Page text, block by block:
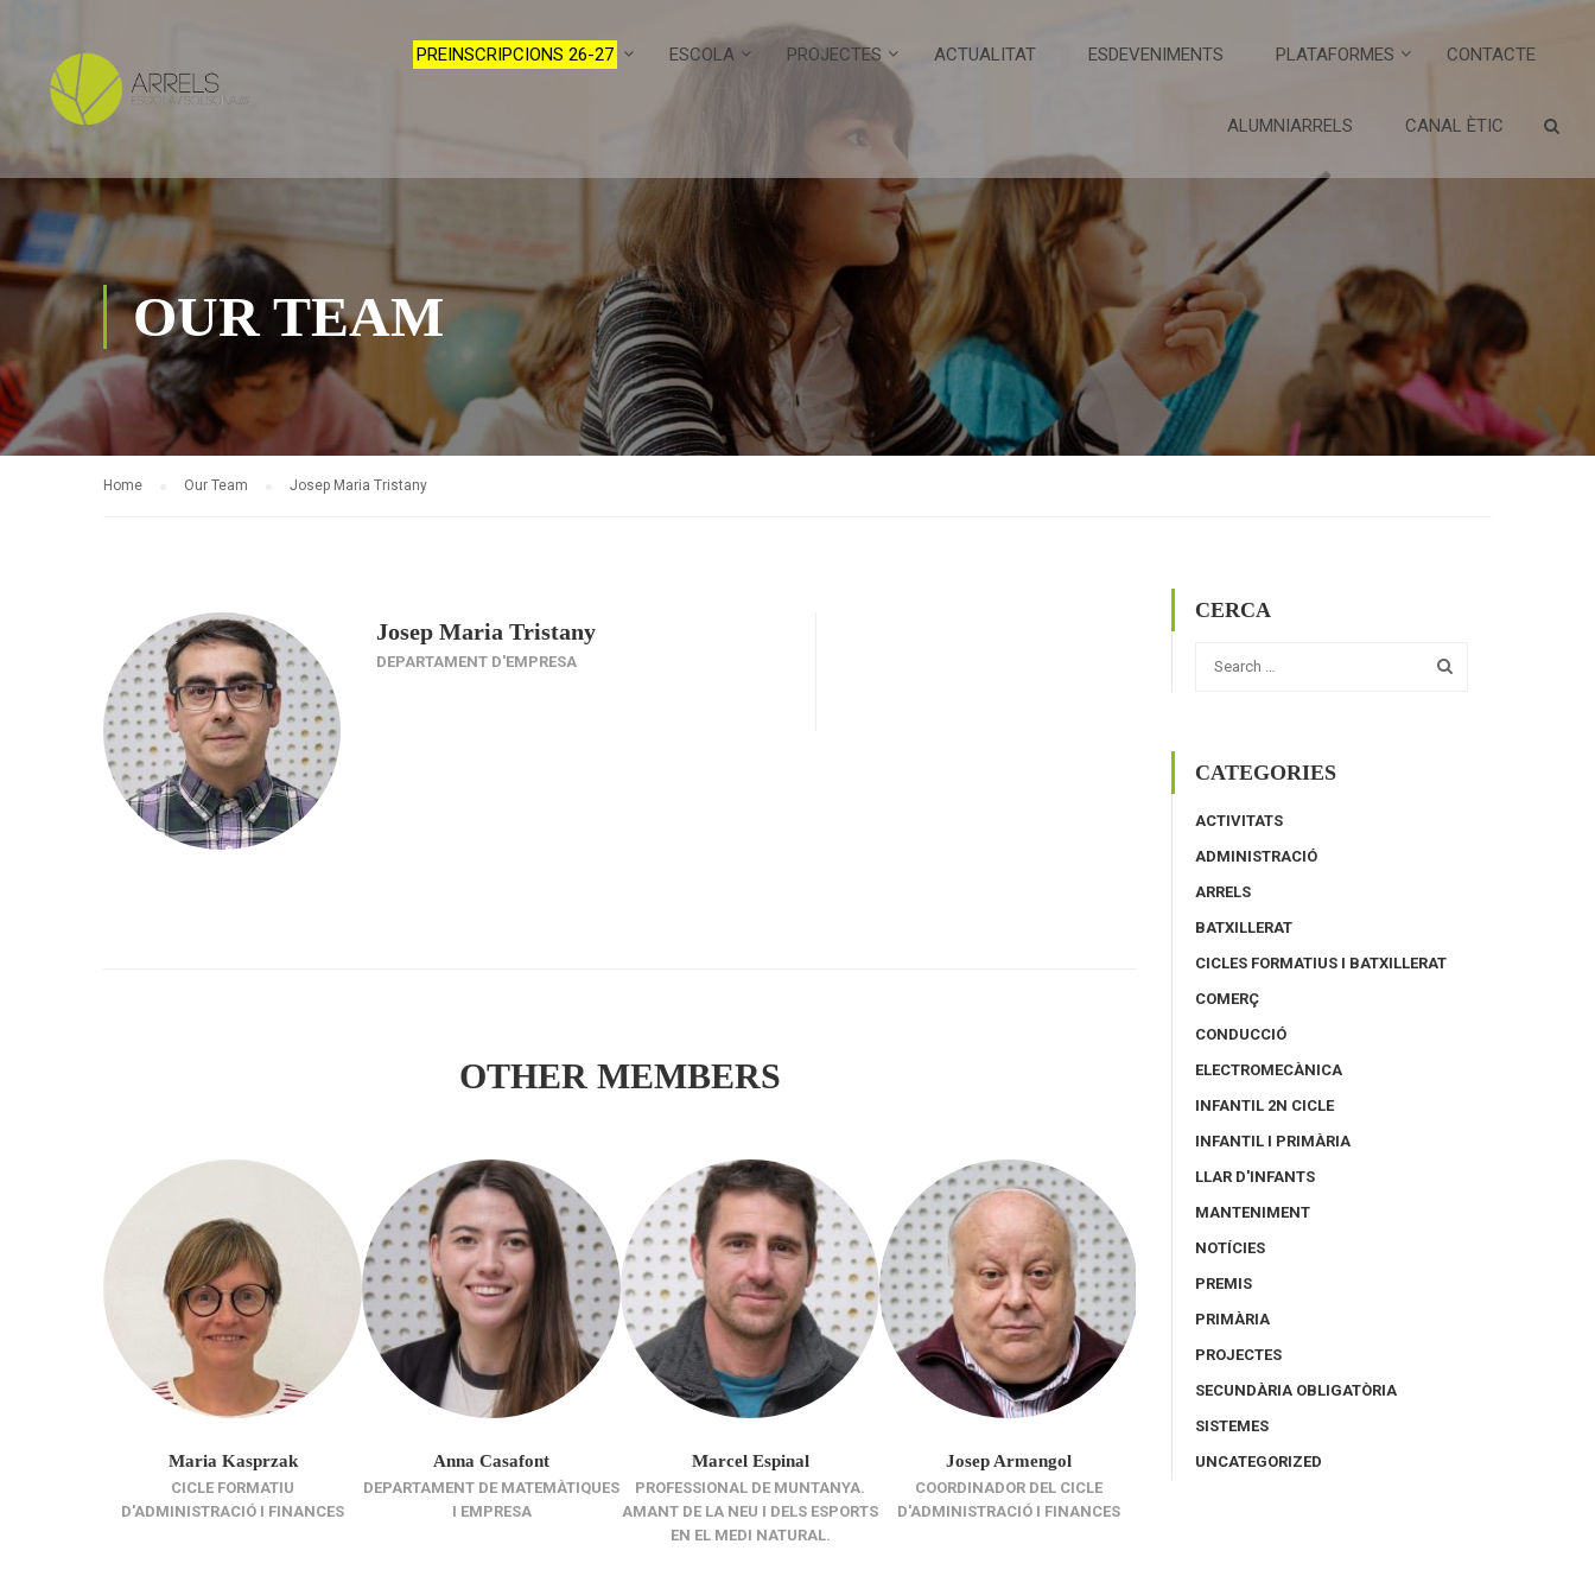
PREINSCRIPCIONS 26-27 ESCOLA PROJECTES ACTUALITAT ESDEVENIMENTS PLATAFORMES CONTACTE
ALUMNIARRELS CANAL ÈTIC
OUR TEAM
Home Our Team Josep Maria Tristany
Josep Maria Tristany
DEPARTAMENT D'EMPRESA
OTHER MEMBERS
Maria Kasprzak
CICLE FORMATIU
D'ADMINISTRACIÓ I FINANCES
Anna Casafont
DEPARTAMENT DE MATEMÀTIQUES
I EMPRESA
Marcel Espinal
PROFESSIONAL DE MUNTANYA.
AMANT DE LA NEU I DELS ESPORTS
EN EL MEDI NATURAL.
Josep Armengol
COORDINADOR DEL CICLE
D'ADMINISTRACIÓ I FINANCES
Francesc Azorín
CERCA
CATEGORIES
ACTIVITATS
ADMINISTRACIÓ
ARRELS
BATXILLERAT
CICLES FORMATIUS I BATXILLERAT
COMERÇ
CONDUCCIÓ
ELECTROMECÀNICA
INFANTIL 2N CICLE
INFANTIL I PRIMÀRIA
LLAR D'INFANTS
MANTENIMENT
NOTÍCIES
PREMIS
PRIMÀRIA
PROJECTES
SECUNDÀRIA OBLIGATÒRIA
SISTEMES
UNCATEGORIZED